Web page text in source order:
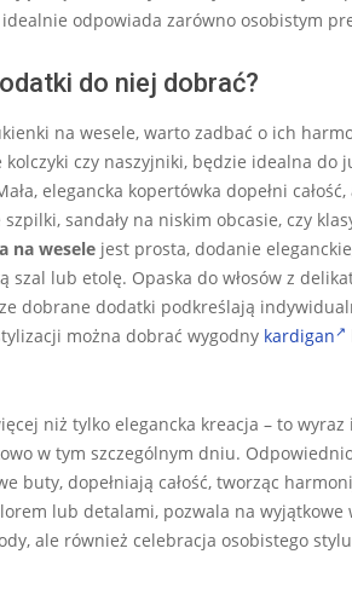
odpowiada zarówno osobistym
do niej dobrać?
na wesele, warto zadbać o ich
czy naszyjniki, będzie idealna do
elegancka kopertówka dopełni
sandały na niskim obcasie, czy
na wesele jest prosta, dodanie
szal lub etolę. Opaska do włosów z
dobrane dodatki podkreślają
można dobrać wygodny kardigan
niż tylko elegancka kreacja – to
w tym szczególnym dniu.
buty, dopełniają całość, tworząc
lub detalami, pozwala na
ale również celebracja osobistego